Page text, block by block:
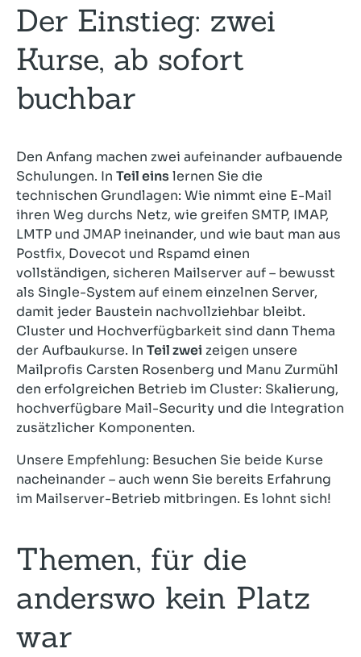
Der Einstieg: zwei
Kurse, ab sofort
buchbar
Den Anfang machen zwei aufeinander aufbauende
Schulungen. In Teil einslernen Sie die
technischen Grundlagen: Wie nimmt eine E-Mail
ihren Weg durchs Netz, wie greifen SMTP, IMAP,
LMTP und JMAP ineinander, und wie baut man aus
Postfix, Dovecot und Rspamd einen
vollständigen, sicheren Mailserver auf – bewusst
als Single-System auf einem einzelnen Server,
damit jeder Baustein nachvollziehbar bleibt.
Cluster und Hochverfügbarkeit sind dann Thema
der Aufbaukurse. In Teil zwei zeigen unsere
Mailprofis Carsten Rosenberg und Manu Zurmühl
den erfolgreichen Betrieb im Cluster: Skalierung,
hochverfügbare Mail-Security und die Integration
zusätzlicher Komponenten.
Unsere Empfehlung: Besuchen Sie beide Kurse
nacheinander – auch wenn Sie bereits Erfahrung
im Mailserver-Betrieb mitbringen. Es lohnt sich!
Themen, für die
anderswo kein Platz
war